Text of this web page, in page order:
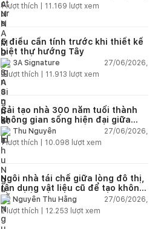
1lượt thích | 11.169 lượt xem
5 điều cần tính trước khi thiết kế
biệt thự hướng Tây
3A Signature
27/06/2026,
2lượt thích | 11.913 lượt xem
Cải tạo nhà 300 năm tuổi thành
không gian sống hiện đại giữa
thiên nhiên
Thu Nguyễn
27/06/2026,
1lượt thích | 10.098 lượt xem
Ngôi nhà tái chế giữa lòng đô thị,
tận dụng vật liệu cũ để tạo không
gian sống linh hoạt
Nguyễn Thu Hằng
27/06/2026,
2lượt thích | 12.253 lượt xem